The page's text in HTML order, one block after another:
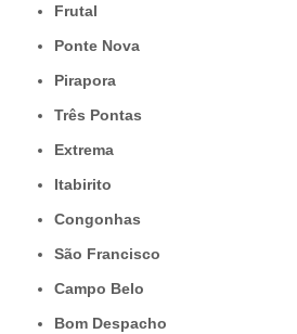
Frutal
Ponte Nova
Pirapora
Três Pontas
Extrema
Itabirito
Congonhas
São Francisco
Campo Belo
Bom Despacho